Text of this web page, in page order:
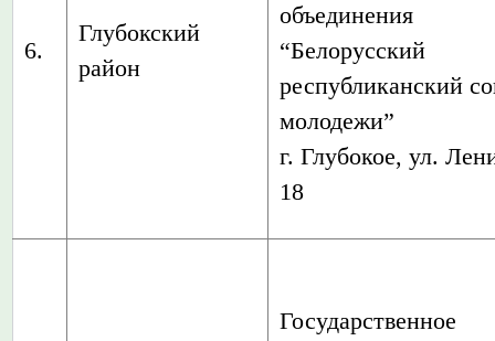
6.
Глубокский
район
объединения
“Белорусский
республиканский
молодежи”
г. Глубокое, ул.
18
Государственное